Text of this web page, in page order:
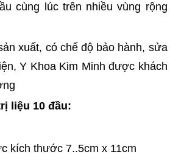
cùng lúc trên nhiều vùng rộng
xuất, có chế độ bảo hành, sửa
Y Khoa Kim Minh được khách
liệu 10 đầu:
kích thước 7..5cm x 11cm